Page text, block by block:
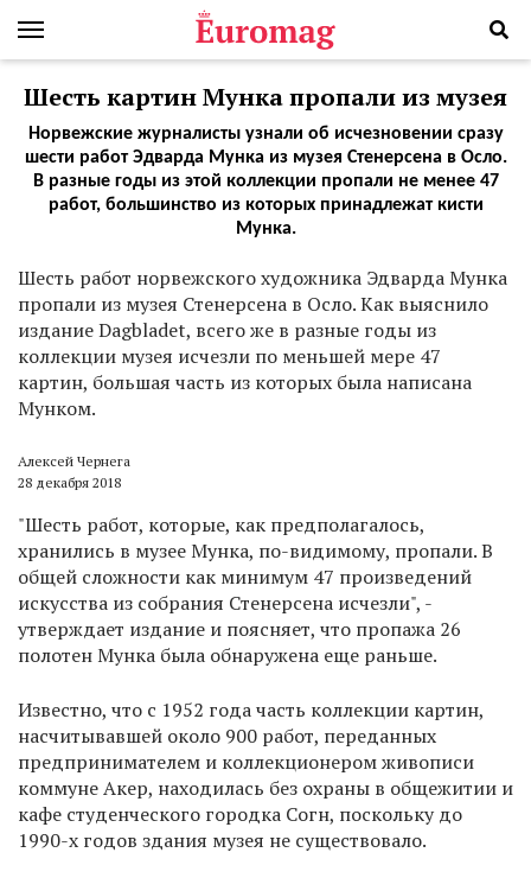
Шесть картин Мунка пропали из музея
Норвежские журналисты узнали об исчезновении сразу
шести работ Эдварда Мунка из музея Стенерсена в Осло.
В разные годы из этой коллекции пропали не менее 47
работ, большинство из которых принадлежат кисти
Мунка.
Шесть работ норвежского художника Эдварда Мунка
пропали из музея Стенерсена в Осло. Как выяснило
издание Dagbladet, всего же в разные годы из
коллекции музея исчезли по меньшей мере 47
картин, большая часть из которых была написана
Мунком.
Алексей Чернега
28 декабря 2018
"Шесть работ, которые, как предполагалось,
хранились в музее Мунка, по-видимому, пропали. В
общей сложности как минимум 47 произведений
искусства из собрания Стенерсена исчезли", -
утверждает издание и поясняет, что пропажа 26
полотен Мунка была обнаружена еще раньше.
Известно, что с 1952 года часть коллекции картин,
насчитывавшей около 900 работ, переданных
предпринимателем и коллекционером живописи
коммуне Акер, находилась без охраны в общежитии и
кафе студенческого городка Согн, поскольку до
1990-х годов здания музея не существовало.